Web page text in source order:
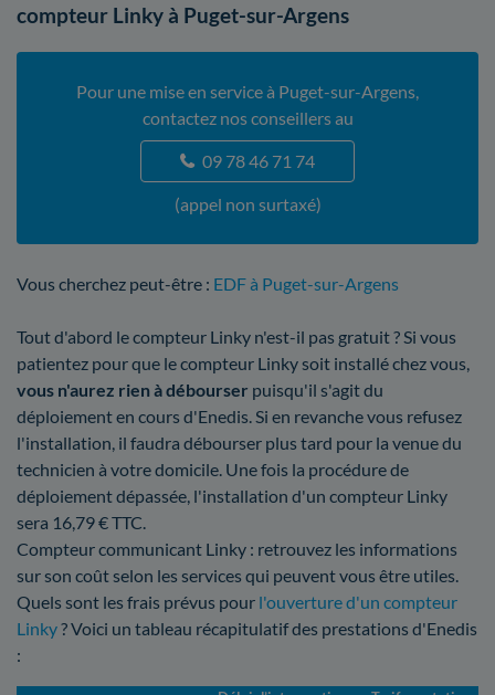
compteur Linky à Puget-sur-Argens
Pour une mise en service à Puget-sur-Argens,
contactez nos conseillers au
09 78 46 71 74
(appel non surtaxé)
Vous cherchez peut-être : EDF à Puget-sur-Argens
Tout d'abord le compteur Linky n'est-il pas gratuit ? Si vous
patientez pour que le compteur Linky soit installé chez vous,
vous n'aurez rien à débourser puisqu'il s'agit du
déploiement en cours d'Enedis. Si en revanche vous refusez
l'installation, il faudra débourser plus tard pour la venue du
technicien à votre domicile. Une fois la procédure de
déploiement dépassée, l'installation d'un compteur Linky
sera 16,79 € TTC.
Compteur communicant Linky : retrouvez les informations
sur son coût selon les services qui peuvent vous être utiles.
Quels sont les frais prévus pour l'ouverture d'un compteur
Linky? Voici un tableau récapitulatif des prestations d'Enedis
: